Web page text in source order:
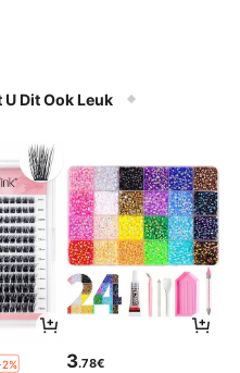
Dit Ook Leuk
3.78€